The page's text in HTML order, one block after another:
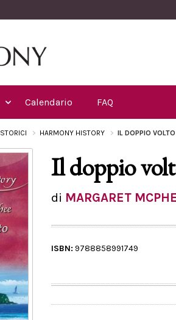
Calendario FAQ
STORICI HARMONY HISTORY IL DOPPIO
Il doppio
di MARGARET
ISBN: 9788858991749